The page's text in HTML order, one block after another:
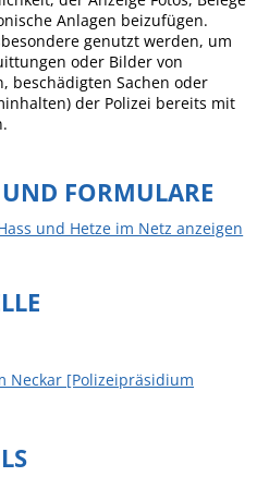
der NetzeBW
+ Handel
Anlagen beizufügen.
genutzt werden, um
oder Bilder von
beschädigten Sachen oder
der Polizei bereits mit
FORMULARE
und Hetze im Netz anzeigen
Neckar [Polizeipräsidium